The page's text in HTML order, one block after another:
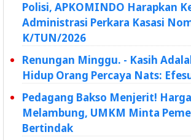
Polisi, APKOMINDO Harapkan
Administrasi Perkara Kasasi
K/TUN/2026
Renungan Minggu. - Kasih
Hidup Orang Percaya Nats:
Pedagang Bakso Menjerit!
Melambung, UMKM Minta
Bertindak